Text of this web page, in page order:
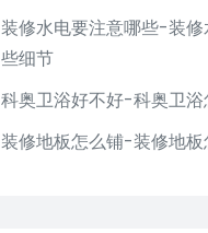
装修水电要注意哪些-装
些细节
科奥卫浴好不好-科奥卫
装修地板怎么铺-装修地